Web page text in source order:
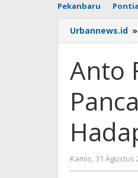
Pekanbaru
Urbannews.id »
Anto
Kamis, 31 Agustus